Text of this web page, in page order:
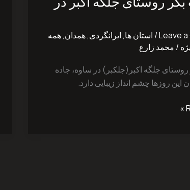
Leave
/ استان ها,ایرانگردی,همدان,همه
/ محمد زارع
جلگه اکبر(جلکبر) در ساوه، جاده
این روزها چشم انداز زیبایی دارد.